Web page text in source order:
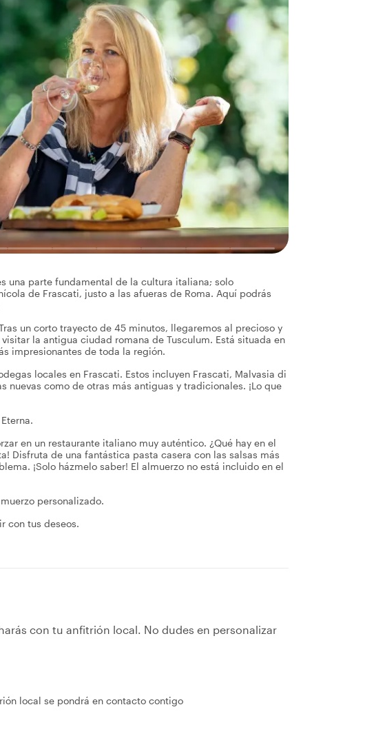
una parte fundamental de la cultura italiana; solo
de Frascati, justo a las afueras de Roma. Aquí podrás
un corto trayecto de 45 minutos, llegaremos al precioso y
la antigua ciudad romana de Tusculum. Está situada en
impresionantes de toda la región.
locales en Frascati. Estos incluyen Frascati, Malvasia di
como de otras más antiguas y tradicionales. ¡Lo que
en un restaurante italiano muy auténtico. ¿Qué hay en el
Disfruta de una fantástica pasta casera con las salsas más
¡Solo házmelo saber! El almuerzo no está incluido en el
personalizado.
con tus deseos.
con tu anfitrión local. No dudes en personalizar
local se pondrá en contacto contigo